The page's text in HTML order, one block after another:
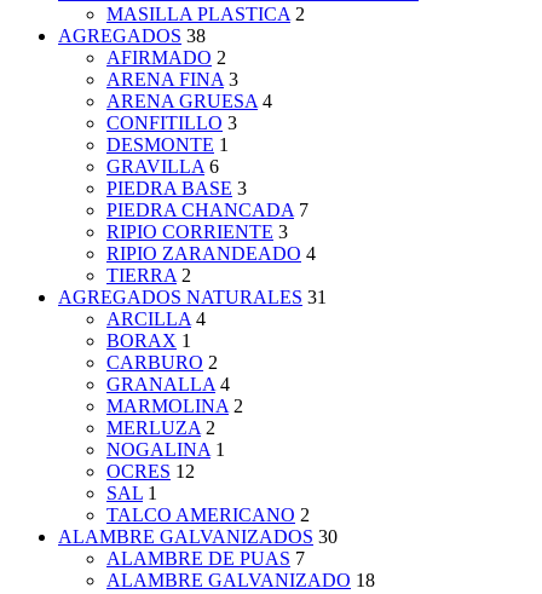
MASILLA PLASTICA 2
AGREGADOS 38
AFIRMADO 2
ARENA FINA 3
ARENA GRUESA 4
CONFITILLO 3
DESMONTE 1
GRAVILLA 6
PIEDRA BASE 3
PIEDRA CHANCADA 7
RIPIO CORRIENTE 3
RIPIO ZARANDEADO 4
TIERRA 2
AGREGADOS NATURALES 31
ARCILLA 4
BORAX 1
CARBURO 2
GRANALLA 4
MARMOLINA 2
MERLUZA 2
NOGALINA 1
OCRES 12
SAL 1
TALCO AMERICANO 2
ALAMBRE GALVANIZADOS 30
ALAMBRE DE PUAS 7
ALAMBRE GALVANIZADO 18